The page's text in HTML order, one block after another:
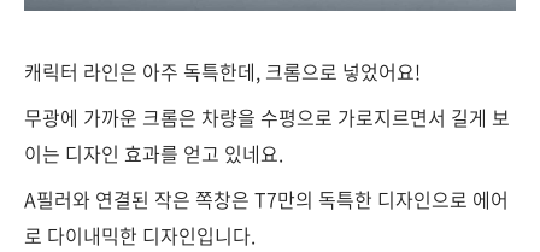
캐릭터 라인은 아주 독특한데, 크롬으로 넣었어요!
무광에 가까운 크롬은 차량을 수평으로 가로지르면서 길게 보
이는 디자인 효과를 얻고 있네요.
A필러와 연결된 작은 쪽창은 T7만의 독특한 디자인으로 에어
로 다이내믹한 디자인입니다.